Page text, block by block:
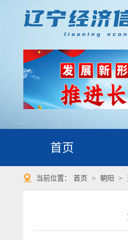
首页
当前位置： 首页 > 朝阳 >